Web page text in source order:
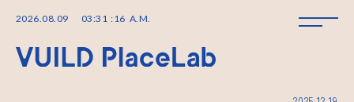
2026.08.09 03:31 :16 A.M.